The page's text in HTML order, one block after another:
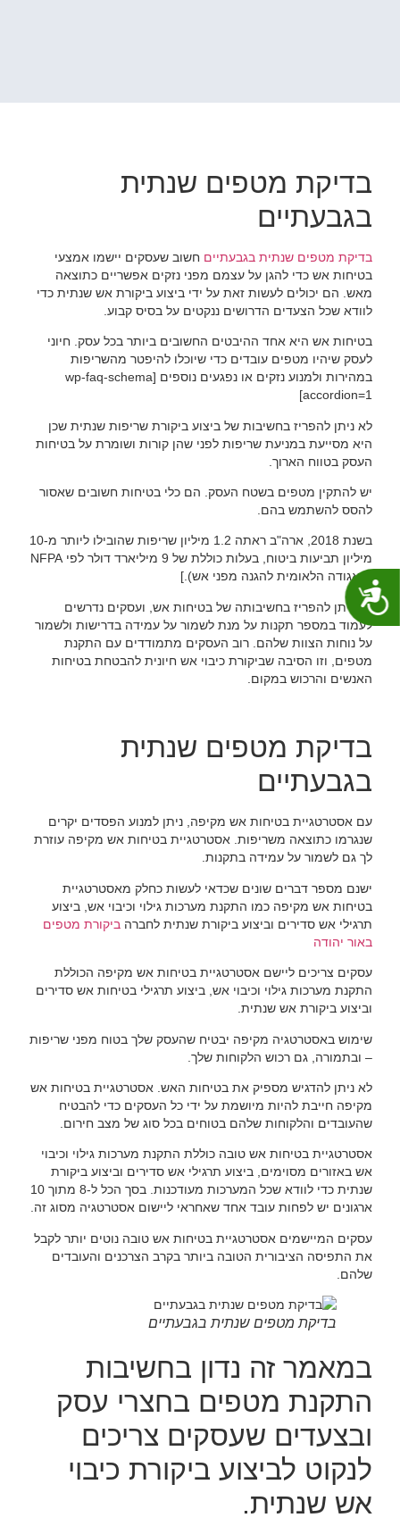
נגישות
בדיקת מטפים שנתית
בגבעתיים
בדיקת מטפים שנתית בגבעתיים חשוב שעסקים יישמו אמצעי
בטיחות אש כדי להגן על עצמם מפני נזקים אפשריים כתוצאה
מאש. הם יכולים לעשות זאת על ידי ביצוע ביקורת אש שנתית כדי
לוודא שכל הצעדים הדרושים ננקטים על בסיס קבוע.
בטיחות אש היא אחד ההיבטים החשובים ביותר בכל עסק. חיוני
לעסק שיהיו מטפים עובדים כדי שיוכלו להיפטר מהשריפות
במהירות ולמנוע נזקים או נפגעים נוספים [wp-faq-schema
accordion=1]
לא ניתן להפריז בחשיבות של ביצוע ביקורת שריפות שנתית שכן
היא מסייעת במניעת שריפות לפני שהן קורות ושומרת על בטיחות
העסק בטווח הארוך.
יש להתקין מטפים בשטח העסק. הם כלי בטיחות חשובים שאסור
להסס להשתמש בהם.
בשנת 2018, ארה"ב ראתה 1.2 מיליון שריפות שהובילו ליותר מ-10
מיליון תביעות ביטוח, בעלות כוללת של 9 מיליארד דולר לפי NFPA
(האגודה הלאומית להגנה מפני אש).]
לא ניתן להפריז בחשיבותה של בטיחות אש, ועסקים נדרשים
לעמוד במספר תקנות על מנת לשמור על עמידה בדרישות ולשמור
על נוחות הצוות שלהם. רוב העסקים מתמודדים עם התקנת
מטפים, וזו הסיבה שביקורת כיבוי אש חיונית להבטחת בטיחות
האנשים והרכוש במקום.
בדיקת מטפים שנתית
בגבעתיים
עם אסטרטגיית בטיחות אש מקיפה, ניתן למנוע הפסדים יקרים
שנגרמו כתוצאה משריפות. אסטרטגיית בטיחות אש מקיפה עוזרת
לך גם לשמור על עמידה בתקנות.
ישנם מספר דברים שונים שכדאי לעשות כחלק מאסטרטגיית
בטיחות אש מקיפה כמו התקנת מערכות גילוי וכיבוי אש, ביצוע
תרגילי אש סדירים וביצוע ביקורת שנתית לחברהביקורת מטפים
באור יהודה
עסקים צריכים ליישם אסטרטגיית בטיחות אש מקיפה הכוללת
התקנת מערכות גילוי וכיבוי אש, ביצוע תרגילי בטיחות אש סדירים
וביצוע ביקורת אש שנתית.
שימוש באסטרטגיה מקיפה יבטיח שהעסק שלך בטוח מפני שריפות
– ובתמורה, גם רכוש הלקוחות שלך.
לא ניתן להדגיש מספיק את בטיחות האש. אסטרטגיית בטיחות אש
מקיפה חייבת להיות מיושמת על ידי כל העסקים כדי להבטיח
שהעובדים והלקוחות שלהם בטוחים בכל סוג של מצב חירום.
אסטרטגיית בטיחות אש טובה כוללת התקנת מערכות גילוי וכיבוי
אש באזורים מסוימים, ביצוע תרגילי אש סדירים וביצוע ביקורת
שנתית כדי לוודא שכל המערכות מעודכנות. בסך הכל ל-8 מתוך 10
ארגונים יש לפחות עובד אחד שאחראי ליישום אסטרטגיה מסוג זה.
עסקים המיישמים אסטרטגיית בטיחות אש טובה נוטים יותר לקבל
את התפיסה הציבורית הטובה ביותר בקרב הצרכנים והעובדים
שלהם.
בדיקת מטפים שנתית בגבעתיים
במאמר זה נדון בחשיבות
התקנת מטפים בחצרי עסק
ובצעדים שעסקים צריכים
לנקוט לביצוע ביקורת כיבוי
אש שנתית.